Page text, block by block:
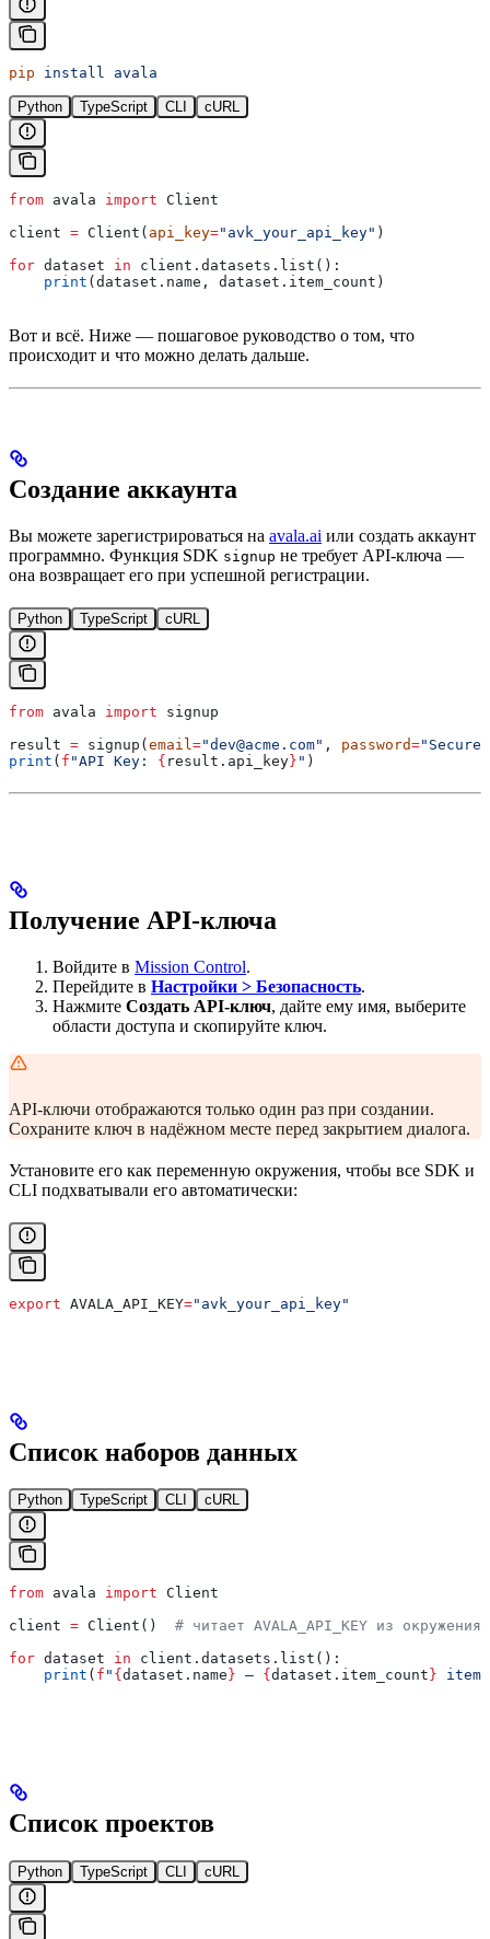
pip install avala
Python TypeScript CLI cURL
from avala import Client
client = Client( api_key="avk_your_api_key" )
for dataset in client.datasets.list():
    print
(dataset.name, dataset.item_count)
Вот и всё. Ниже — пошаговое руководство о том, что
происходит и что можно делать дальше.
Создание аккаунта
Вы можете зарегистрироваться на avala.ai или создать аккаунт
программно. Функция SDK signup не требует API-ключа —
она возвращает его при успешной регистрации.
Python TypeScript cURL
from avala import signup
result = signup(email ="dev@acme.com" , password=
print ( f "API Key: { result.api_key} " )
Получение API-ключа
Войдите в Mission Control.
Перейдите в Настройки > Безопасность.
Нажмите Создать API-ключ, дайте ему имя, выберите
области доступа и скопируйте ключ.
API-ключи отображаются только один раз при создании.
Сохраните ключ в надёжном месте перед закрытием диалога.
Установите его как переменную окружения, чтобы все SDK и
CLI подхватывали его автоматически:
export AVALA_API_KEY="avk_your_api_key"
Список наборов данных
Python TypeScript CLI cURL
from avala import Client
client = Client() # читает AVALA_API_KEY из окружения
for dataset in client.datasets.list():
    print
( f " { dataset.name } — { dataset.item_count }
Список проектов
Python TypeScript CLI cURL